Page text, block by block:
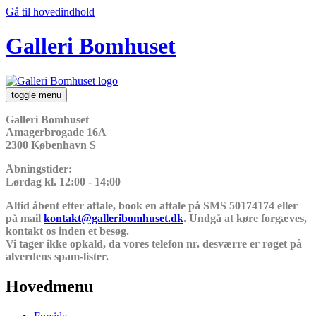
Gå til hovedindhold
Galleri Bomhuset
toggle menu
Galleri Bomhuset
Amagerbrogade 16A
2300 København S
Åbningstider:
Lørdag kl. 12:00 - 14:00
Altid åbent efter aftale, book en aftale på SMS 50174174 eller
på mail kontakt@galleribomhuset.dk. Undgå at køre forgæves,
kontakt os inden et besøg.
Vi tager ikke opkald, da vores telefon nr. desværre er røget på
alverdens spam-lister.
Hovedmenu